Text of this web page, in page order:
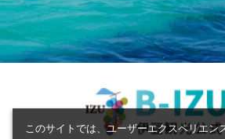
このサイトでは、ユーザーエクスペリエン